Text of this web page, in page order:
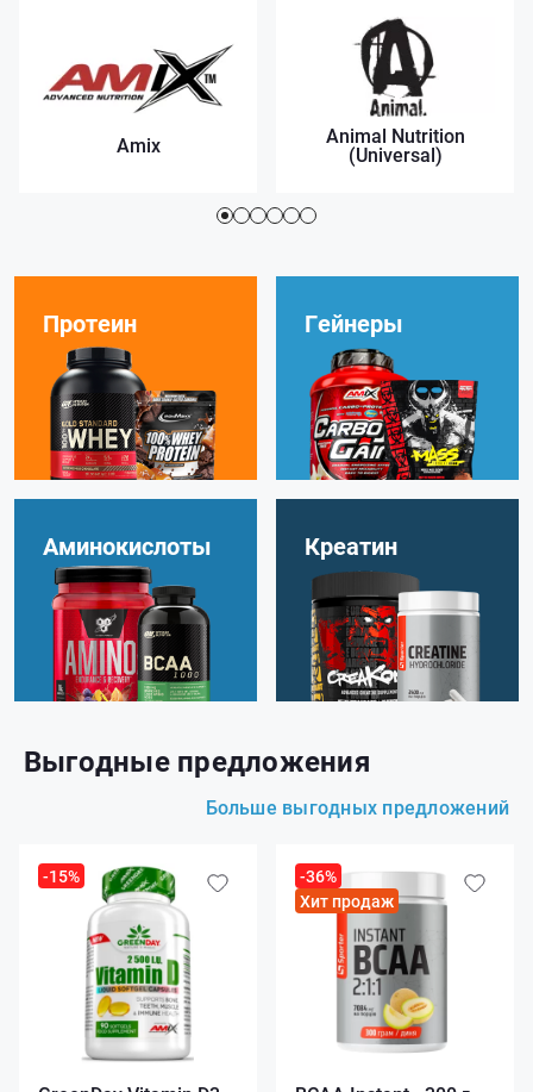
Amix Animal Nutrition
(Universal)
Протеин Гейнеры
Аминокислоты Креатин
Выгодные предложения
Больше выгодных предложений
-15%
-36%
Хит продаж